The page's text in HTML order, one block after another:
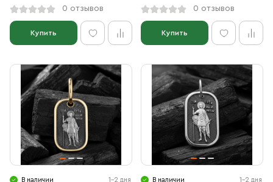
0 отзывов
Купить
0 отзывов
Купить
В наличии 1-2 дня В наличии 1-2 дня